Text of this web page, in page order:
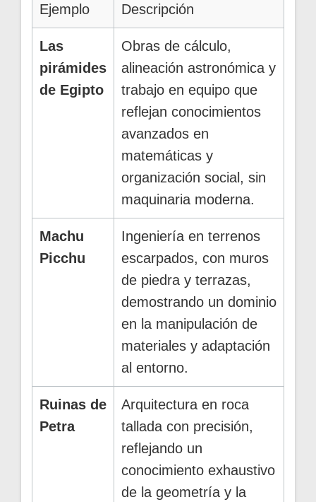
Ejemplo Descripción
Las
pirámides
de Egipto
Obras de cálculo,
alineación astronómica y
trabajo en equipo que
reflejan conocimientos
avanzados en
matemáticas y
organización social, sin
maquinaria moderna.
Machu
Picchu
Ingeniería en terrenos
escarpados, con muros
de piedra y terrazas,
demostrando un dominio
en la manipulación de
materiales y adaptación
al entorno.
Ruinas de
Petra
Arquitectura en roca
tallada con precisión,
reflejando un
conocimiento exhaustivo
de la geometría y la